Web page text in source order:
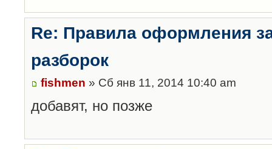
Re: Правила оформления
разборок
fishmen » Сб янв 11, 2014 10:40 am
добавят, но позже